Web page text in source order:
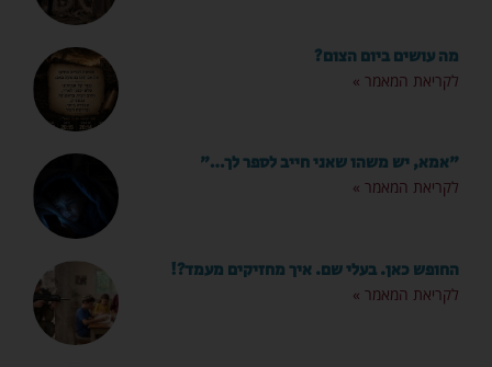
מה עושים ביום הצום?
לקריאת המאמר »
"אמא, יש משהו שאני חייב לספר לך…"
לקריאת המאמר »
החופש כאן. בעלי שם. איך מחזיקים מעמד?!
לקריאת המאמר »